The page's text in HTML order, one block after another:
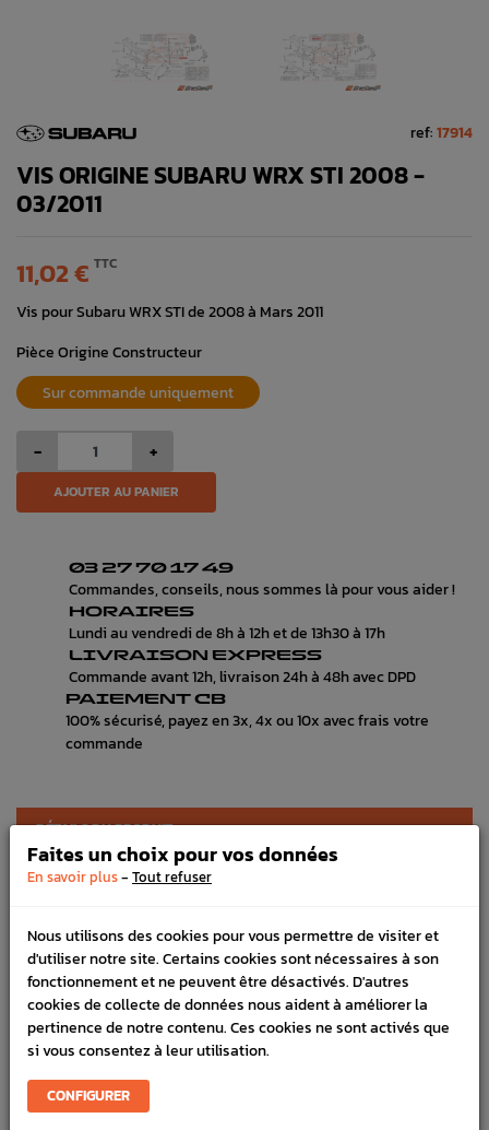
ref:17914
VIS ORIGINE SUBARU WRX STI 2008 -
03/2011
11,02 € TTC
Vis pour Subaru WRX STI de 2008 à Mars 2011
Pièce Origine Constructeur
Sur commande uniquement
- +
AJOUTER AU PANIER
03 27 70 17 49
Commandes, conseils, nous sommes là pour vous aider !
HORAIRES
Lundi au vendredi de 8h à 12h et de 13h30 à 17h
LIVRAISON EXPRESS
Commande avant 12h, livraison 24h à 48h avec DPD
PAIEMENT CB
100% sécurisé, payez en 3x, 4x ou 10x avec frais votre
commande
DÉTAILS DU PRODUIT
LIVRAISON
SCHÉMA CONSTRUCTEUR
Marque :SUBARU
Référence :17914
FICHE TECHNIQUE
Chassis
Pièces origine constructeur
Faites un choix pour vos données
En savoir plus- Tout refuser
Nous utilisons des cookies pour vous permettre de visiter et
d'utiliser notre site. Certains cookies sont nécessaires à son
fonctionnement et ne peuvent être désactivés. D'autres
cookies de collecte de données nous aident à améliorer la
pertinence de notre contenu. Ces cookies ne sont activés que
si vous consentez à leur utilisation.
CONFIGURER